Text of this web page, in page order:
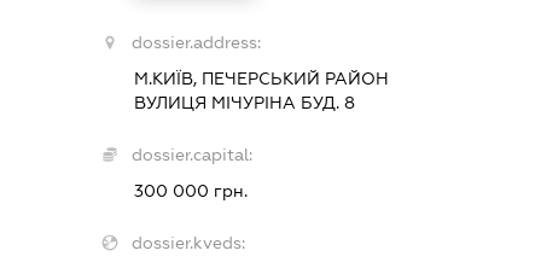
dossier.address:
М.КИЇВ, ПЕЧЕРСЬКИЙ РАЙОН
ВУЛИЦЯ МІЧУРІНА БУД. 8
dossier.capital:
300 000 грн.
dossier.kveds: